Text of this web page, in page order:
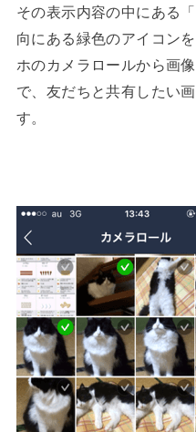
その表示内容の中にある
向にある緑色のアイコン
ホのカメラロールから画
で、友だちと共有したい
す。